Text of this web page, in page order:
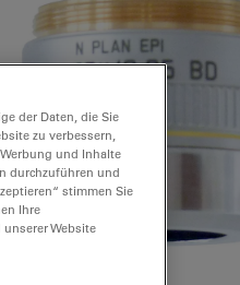
der Daten, die Sie
zu verbessern,
und Inhalte
durchzuführen und
stimmen Sie
Ihre
Website